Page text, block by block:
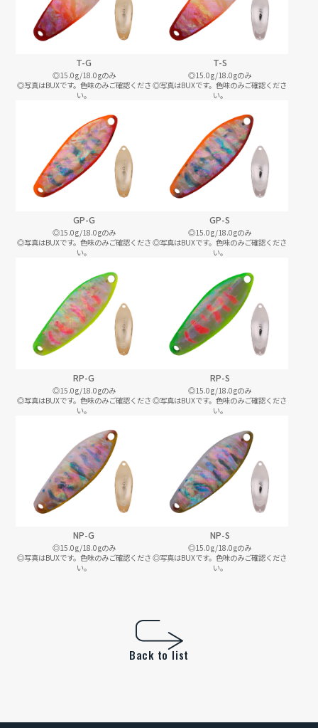
T-G
◎15.0g/18.0gのみ
◎写真はBUXです。色味のみご確認くださ
い。
T-S
◎15.0g/18.0gのみ
◎写真はBUXです。色味のみご確認くださ
い。
GP-G
◎15.0g/18.0gのみ
◎写真はBUXです。色味のみご確認くださ
い。
GP-S
◎15.0g/18.0gのみ
◎写真はBUXです。色味のみご確認くださ
い。
RP-G
◎15.0g/18.0gのみ
◎写真はBUXです。色味のみご確認くださ
い。
RP-S
◎15.0g/18.0gのみ
◎写真はBUXです。色味のみご確認くださ
い。
NP-G
◎15.0g/18.0gのみ
◎写真はBUXです。色味のみご確認くださ
い。
NP-S
◎15.0g/18.0gのみ
◎写真はBUXです。色味のみご確認くださ
い。
Back to list